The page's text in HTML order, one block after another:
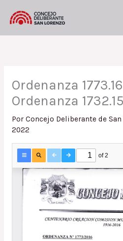
Ordenanza
Ordenanza 1732.15
Por Concejo Deliberante de
2022